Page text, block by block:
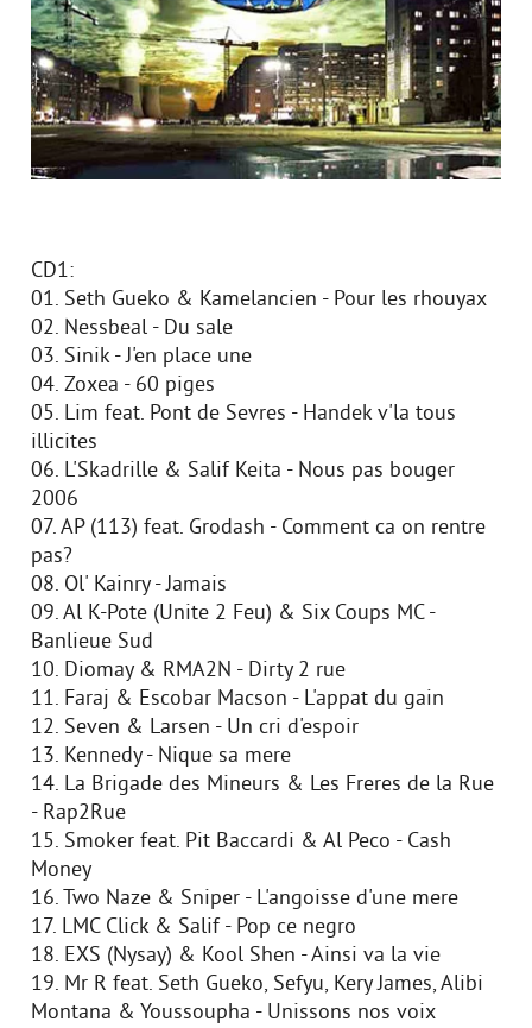
CD1:
01. Seth Gueko & Kamelancien - Pour les rhouyax
02. Nessbeal - Du sale
03. Sinik - J'en place une
04. Zoxea - 60 piges
05. Lim feat. Pont de Sevres - Handek v'la tous
illicites
06. L'Skadrille & Salif Keita - Nous pas bouger
2006
07. AP (113) feat. Grodash - Comment ca on rentre
pas?
08. Ol' Kainry - Jamais
09. Al K-Pote (Unite 2 Feu) & Six Coups MC -
Banlieue Sud
10. Diomay & RMA2N - Dirty 2 rue
11. Faraj & Escobar Macson - L'appat du gain
12. Seven & Larsen - Un cri d'espoir
13. Kennedy - Nique sa mere
14. La Brigade des Mineurs & Les Freres de la Rue
- Rap2Rue
15. Smoker feat. Pit Baccardi & Al Peco - Cash
Money
16. Two Naze & Sniper - L'angoisse d'une mere
17. LMC Click & Salif - Pop ce negro
18. EXS (Nysay) & Kool Shen - Ainsi va la vie
19. Mr R feat. Seth Gueko, Sefyu, Kery James, Alibi
Montana & Youssoupha - Unissons nos voix